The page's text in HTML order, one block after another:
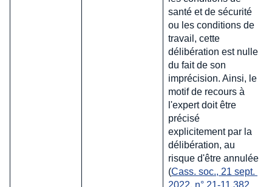
santé et de sécurité
ou les conditions de
travail, cette
délibération est nulle
du fait de son
imprécision. Ainsi, le
motif de recours à
l'expert doit être
précisé
explicitement par la
délibération, au
risque d'être annulée
(Cass. soc., 21 sept.
2022, n° 21-11.382